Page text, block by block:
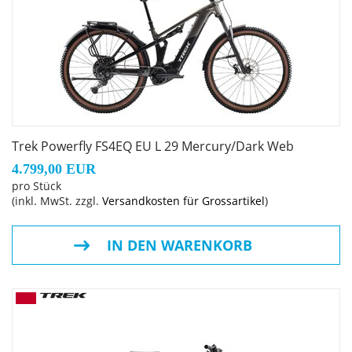
Modells – umgestellt, was zu einer erheblichen
Verringerung unseres CO2-Fußabdrucks führt.
Geschlecht: Uni
Rahmen: Alpha Platinum Aluminium, Removable
Integrated Battery (RIB 2.0), konisches Steuerrohr,
geführte interne Zugverlegung, Motor Armor, per
Mino Link verstellbare Geometrie, verstellbares
Hebelverhältnis, 34,9 mm Sitzrohr, ABP, UDH,
Gepäckträger- und Schutzblechösen, Boost148, 120 mm
Trek Powerfly FS4EQ EU L 29 Mercury/Dark Web
4.799,00 EUR
pro Stück
(inkl. MwSt. zzgl. Versandkosten für Grossartikel)
IN DEN WARENKORB